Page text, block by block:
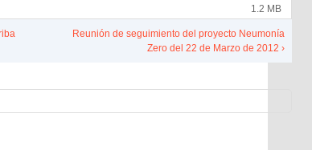
1.2 MB
Reunión de seguimiento del proyecto Neumonía
Zero del 22 de Marzo de 2012 ›